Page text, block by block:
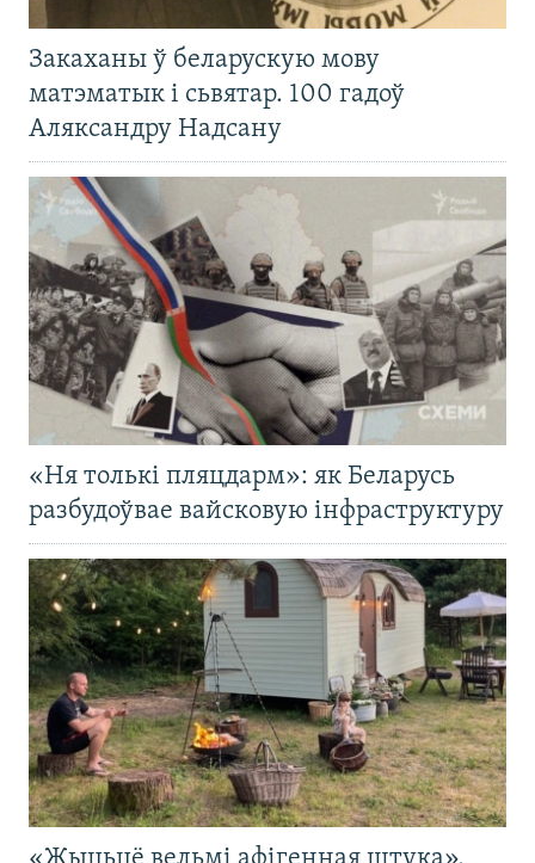
Закаханы ў беларускую мову
матэматык і сьвятар. 100 гадоў
Аляксандру Надсану
«Ня толькі пляцдарм»: як Беларусь
разбудоўвае вайсковую інфраструктуру